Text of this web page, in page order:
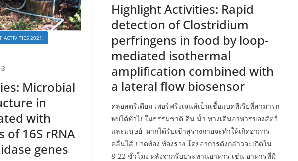
ACTIVITIES 2021:
Microbial
in
with
of 16S rRNA
genes
Highlight Activities: Rapid
detection of Clostridium
perfringens in food by loop-
mediated isothermal
amplification combined with
a lateral flow biosensor
คลอสตริเดียม เพอร์ฟริงเจนส์เป็นเชื้อแบคทีเรียที่สามารถ
พบได้ทั่วไปในธรรมชาติ ดิน น้ำ ทางเดินอาหารของสัตว์
และมนุษย์ หากได้รับเข้าสู่ร่างกายจะทำให้เกิดอาการ
คลื่นไส้ ปวดท้อง ท้องร่วง โดยอาการดังกล่าวจะเกิดใน
8-22 ชั่วโมง หลังจากรับประทานอาหาร เช่น อาหารที่มี